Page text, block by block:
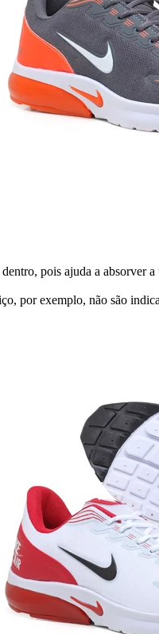
pois ajuda a absorver
por exemplo, não são